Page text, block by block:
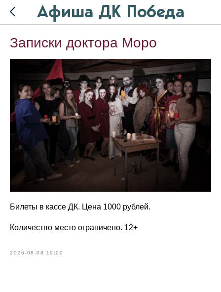
Афиша ДК Победа
Записки доктора Моро
Билеты в кассе ДК. Цена 1000 рублей.
Количество место ограничено. 12+
2026-08-08 19:00